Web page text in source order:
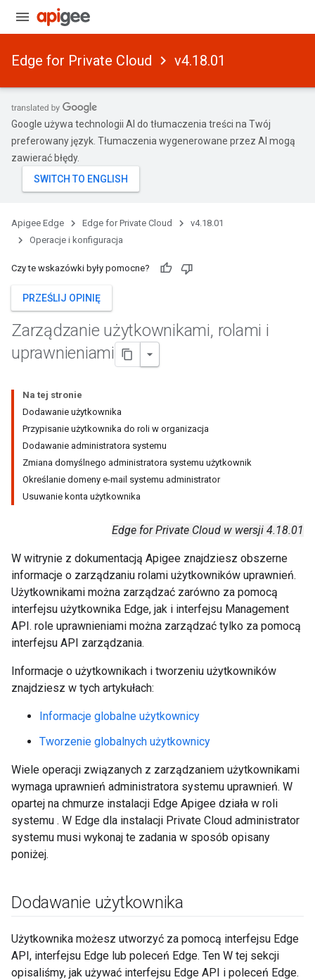
Edge for Private Cloud v4.18.01
Google używa technologii AI do tłumaczenia treści na Twój
preferowany język. Tłumaczenia wygenerowane przez AI mogą
zawierać błędy.
Apigee Edge Edge for Private Cloud
v4.18.01
Operacje i konfiguracja
Czy te wskazówki były pomocne?
PRZEŚLIJ OPINIĘ
Zarządzanie użytkownikami, rolami i
uprawnieniami
Na tej stronie
Dodawanie użytkownika
Przypisanie użytkownika do roli w organizacja
Dodawanie administratora systemu
Zmiana domyślnego administratora systemu użytkownik
Określanie domeny e-mail systemu administrator
Usuwanie konta użytkownika
Edge for Private Cloud w wersji 4.18.01
W witrynie z dokumentacją Apigee znajdziesz obszerne
informacje o zarządzaniu rolami użytkowników uprawnień.
Użytkownikami można zarządzać zarówno za pomocą
interfejsu użytkownika Edge, jak i interfejsu Management
API. role uprawnieniami można zarządzać tylko za pomocą
interfejsu API zarządzania.
Informacje o użytkownikach i tworzeniu użytkowników
znajdziesz w tych artykułach:
Informacje globalne użytkownicy
Tworzenie globalnych użytkownicy
Wiele operacji związanych z zarządzaniem użytkownikami
wymaga uprawnień administratora systemu uprawnień. W
opartej na chmurze instalacji Edge Apigee działa w roli
systemu . W Edge dla instalacji Private Cloud administrator
systemu musi wykonaj te zadania w sposób opisany
poniżej.
Dodawanie użytkownika
Użytkownika możesz utworzyć za pomocą interfejsu Edge
API, interfejsu Edge lub poleceń Edge. Ten W tej sekcji
opisaliśmy, jak używać interfejsu Edge API i poleceń Edge.